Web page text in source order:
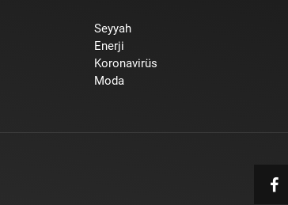
Seyyah
Enerji
Koronavirüs
Moda